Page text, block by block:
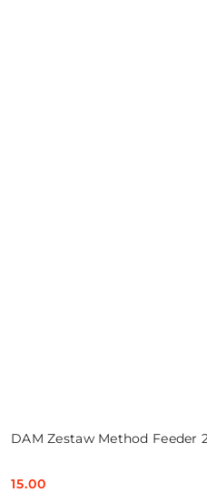
DAM Zestaw Method Feeder
15.00